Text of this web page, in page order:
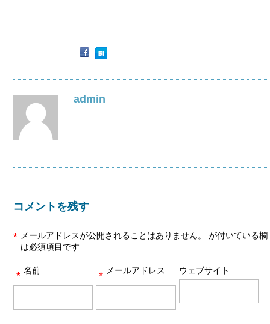
admin
コメントを残す
メールアドレスが公開されることはありません。
*
が付いている欄
は必須項目です
名前
* メールアドレス
* ウェブサイト